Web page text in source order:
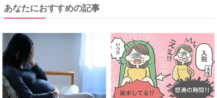
あなたにおすすめの記事